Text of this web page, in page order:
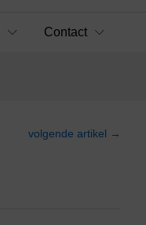
Contact
volgende artikel →